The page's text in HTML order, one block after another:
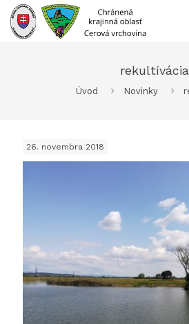
Prejsť
obsah
rekultívácia
Úvod Novinky
26. novembra 2018